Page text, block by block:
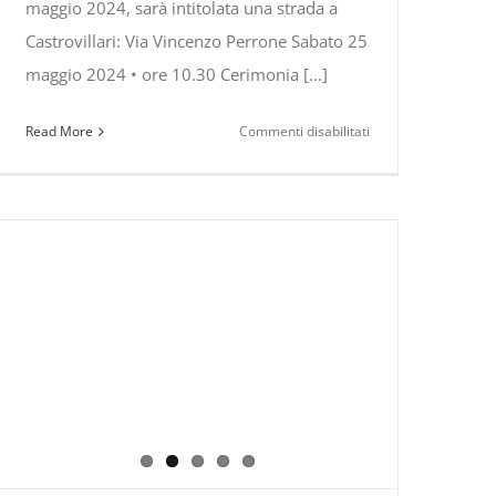
maggio 2024, sarà intitolata una strada a
Castrovillari: Via Vincenzo Perrone Sabato 25
maggio 2024 • ore 10.30 Cerimonia [...]
Read More Commenti disabilitati